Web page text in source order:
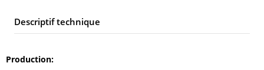
Descriptif technique
Production